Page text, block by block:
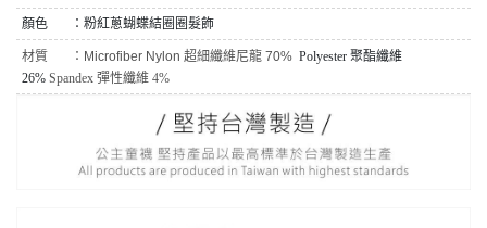
顏色 ：粉紅蔥蝴蝶結圈圈髮飾
材質 ： Microfiber Nylon 超細纖維尼龍 70% Polyester 聚酯纖維
26% Spandex 彈性纖維 4%